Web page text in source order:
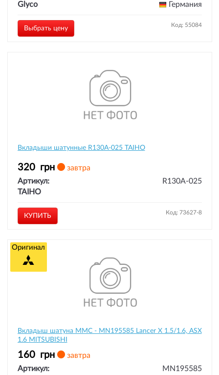
Glyco
Германия
Выбрать цену Код: 55084
Вкладыши шатунные R130A-025 TAIHO
320 грн
завтра
Артикул:
R130A-025
TAIHO
КУПИТЬ Код: 73627-8
Вкладыш шатуна MMC - MN195585 Lancer X 1.5/1.6, ASX
1.6 MITSUBISHI
160 грн
завтра
Артикул:
MN195585
Оригинал